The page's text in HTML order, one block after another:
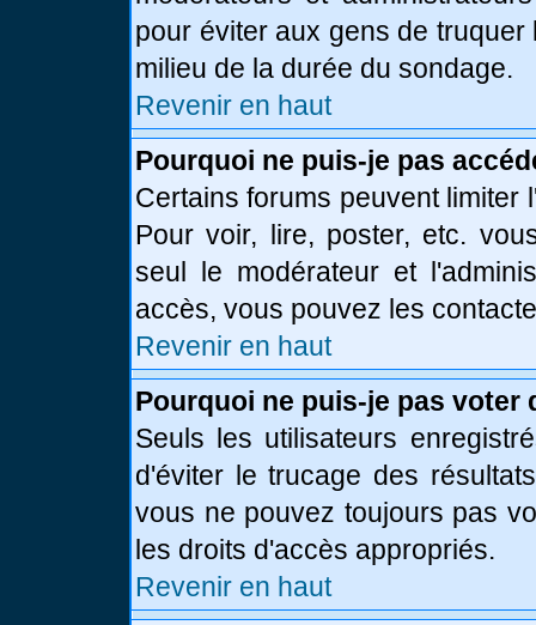
pour éviter aux gens de
milieu de la durée du sondage.
Revenir en haut
Pourquoi ne puis-je pas
Certains forums peuvent
Pour voir, lire, poster, etc.
seul le modérateur et
accès, vous pouvez les
Revenir en haut
Pourquoi ne puis-je pas voter
Seuls les utilisateurs
d'éviter le trucage des
vous ne pouvez toujours pas
les droits d'accès appropriés.
Revenir en haut